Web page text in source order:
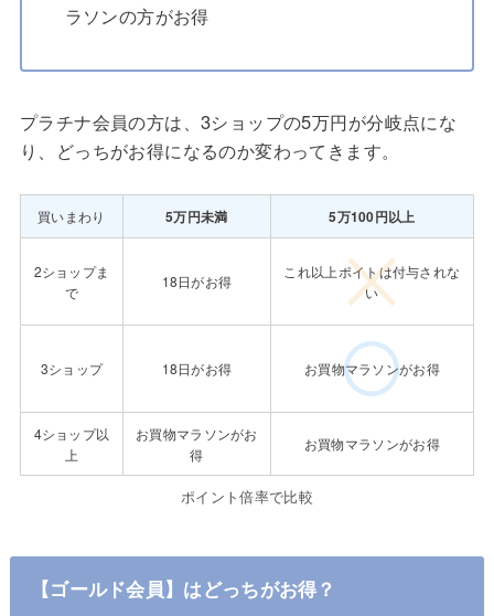
ラソンの方がお得
プラチナ会員の方は、3ショップの5万円が分岐点にな
り、どっちがお得になるのか変わってきます。
買いまわり 5万円未満 5万100円以上
2ショップま
で
18日がお得
これ以上ポイトは付与されな
い
3ショップ 18日がお得 お買物マラソンがお得
4ショップ以
上
お買物マラソンがお
得
お買物マラソンがお得
ポイント倍率で比較
【ゴールド会員】はどっちがお得？